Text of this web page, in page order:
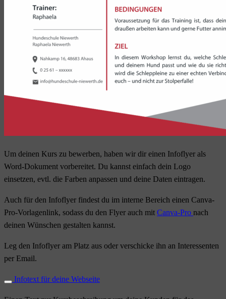
Um deinen Kurs zu bewerben, haben wir dir einen Infoflyer als
Word-Dokument vorbereitet. Du kannst einfach dein Logo
einsetzen, evtl. die Farben anpassen und deine Daten eintragen.
Auch für den Infoflyer findest du im interne Bereich einen Canva-
Pro-Vorlagenlink, sodass du den Flyer auch mit Canva-Pro nach
deinen Wünschen gestalten kannst.
Leg den Infoflyer am Platz aus oder verschicke ihn an Interessenten
per Email.
Infotext für deine Webseite